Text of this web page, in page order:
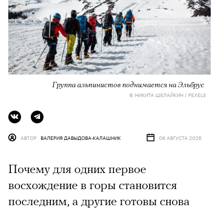
Группа альпинистов поднимается на Эльбрус
© НИКИТА ШЕЛАЙКИН / PEXELS
АВТОР ВАЛЕРИЯ ДАВЫДОВА-КАЛАШНИК 06 АВГУСТА 2026
Почему для одних первое
восхождение в горы становится
последним, а другие готовы снова